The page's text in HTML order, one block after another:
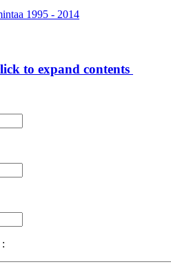
1995 - 2014
to expand contents